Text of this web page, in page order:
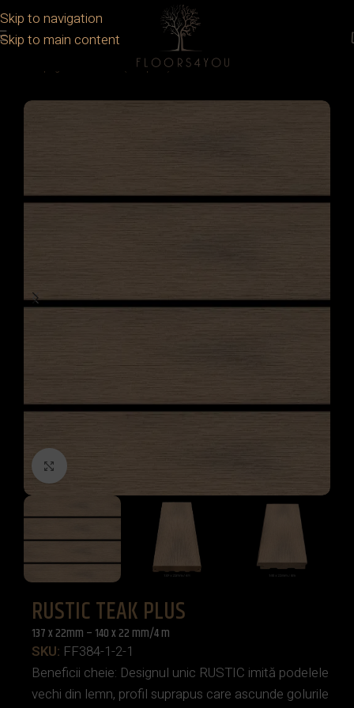
Skip to navigation
Skip to main content
WPC (Compozit)
Click to enlarge
RUSTIC TEAK PLUS
137 x 22mm – 140 x 22 mm/4 m
SKU: FF384-1-2-1
Beneficii cheie: Designul unic RUSTIC imită podelele
vechi din lemn, profil suprapus care ascunde golurile